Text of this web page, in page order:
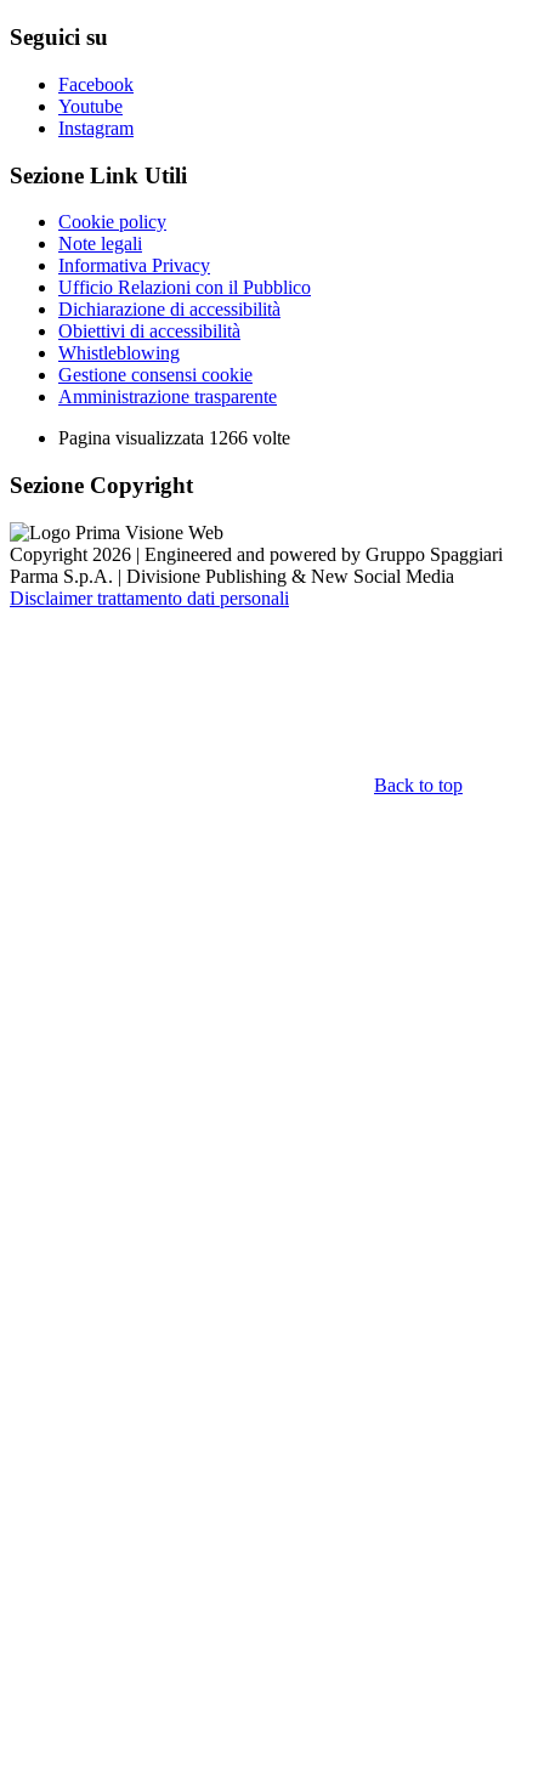
Seguici su
Facebook
Youtube
Instagram
Sezione Link Utili
Cookie policy
Note legali
Informativa Privacy
Ufficio Relazioni con il Pubblico
Dichiarazione di accessibilità
Obiettivi di accessibilità
Whistleblowing
Gestione consensi cookie
Amministrazione trasparente
Pagina visualizzata 1266 volte
Sezione Copyright
Copyright 2026 | Engineered and powered by Gruppo Spaggiari
Parma S.p.A. | Divisione Publishing & New Social Media
Disclaimer trattamento dati personali
Back to top